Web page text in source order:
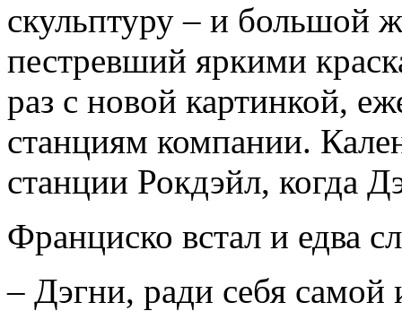
скульптуру – и большой
пестревший яркими
раз с новой картинкой,
станциям компании.
станции Рокдэйл, когда
Франциско встал и едва
– Дэгни, ради себя самой